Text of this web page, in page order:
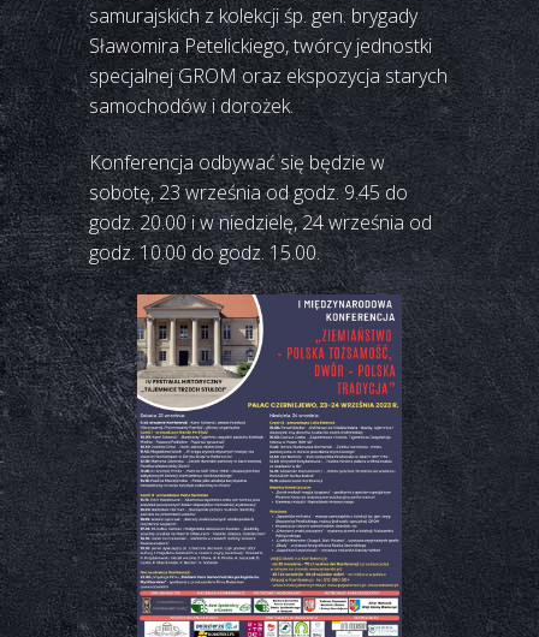
samurajskich z kolekcji śp. gen. brygady
Sławomira Petelickiego, twórcy jednostki
specjalnej GROM oraz ekspozycja starych
samochodów i dorożek.
Konferencja odbywać się będzie w
sobotę, 23 września od godz. 9.45 do
godz. 20.00 i w niedzielę, 24 września od
godz. 10.00 do godz. 15.00.